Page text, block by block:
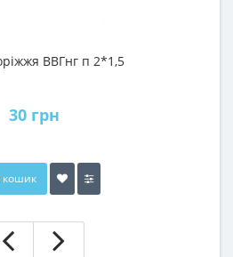
ВВГнг п 2*1,5
30 грн
кошик